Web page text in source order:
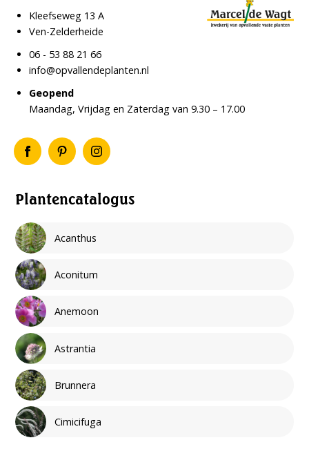
Plantencatalogus
Acanthus
Aconitum
Anemoon
Astrantia
Brunnera
Cimicifuga
Kleefseweg 13 A
Ven-Zelderheide
06 - 53 88 21 66
info@opvallendeplanten.nl
Geopend
Maandag, Vrijdag en Zaterdag van 9.30 – 17.00